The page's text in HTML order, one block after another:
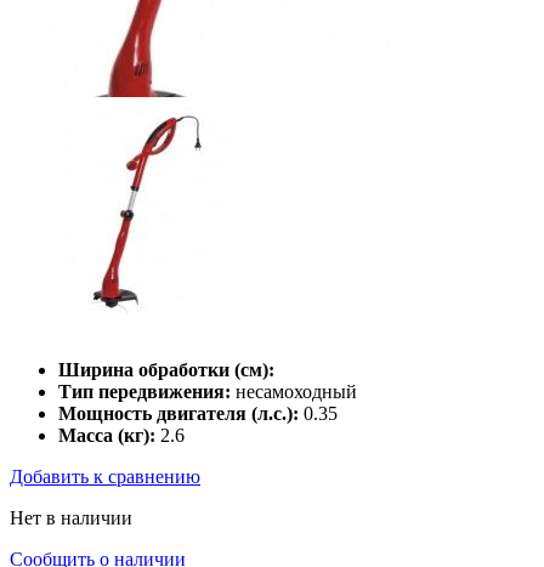
Ширина обработки (см):
Тип передвижения: несамоходный
Мощность двигателя (л.с.): 0.35
Масса (кг): 2.6
Добавить к сравнению
Нет в наличии
Сообщить о наличии